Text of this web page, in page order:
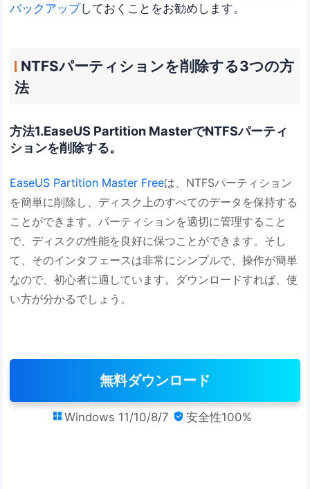
バックアップしておくことをお勧めします。
NTFSパーティションを削除する3つの方
法
方法1.EaseUS Partition MasterでNTFSパーティ
ションを削除する。
EaseUS Partition Master Freeは、NTFSパーティション
を簡単に削除し、ディスク上のすべてのデータを保持する
ことができます。パーティションを適切に管理すること
で、ディスクの性能を良好に保つことができます。そし
て、そのインタフェースは非常にシンプルで、操作が簡単
なので、初心者に適しています。ダウンロードすれば、使
い方が分かるでしょう。
無料ダウンロード
 Windows 11/10/8/7  安全性100%